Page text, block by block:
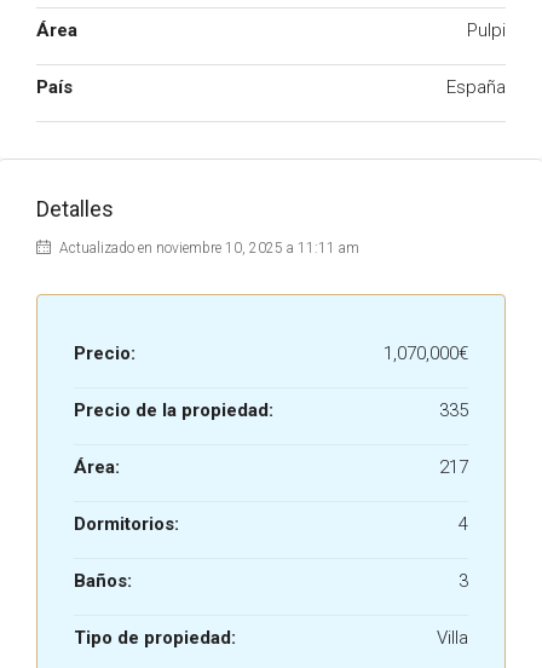
Área Pulpi
País España
Detalles
Actualizado en noviembre 10, 2025 a 11:11 am
Precio: 1,070,000€
Precio de la propiedad: 335
Área: 217
Dormitorios: 4
Baños: 3
Tipo de propiedad: Villa